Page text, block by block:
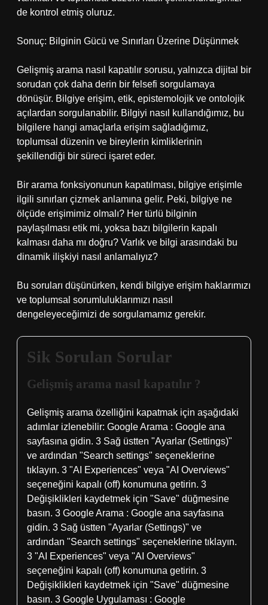
de kontrol etmiş oluruz.
Sonuç: Bilginin Gücü ve Sınırları Üzerine Düşünmek
Gelişmiş arama nasıl kapatılır sorusu, yalnızca dijital bir
sorudan çok daha derin bir felsefi sorgulamaya
dönüşür. Bilgiye erişim, etik, epistemolojik ve ontolojik
açılardan sorgulanabilir. Bilgiyi nasıl kullandığımız, bu
bilgilere hangi amaçlarla erişim sağladığımız,
toplumsal düzenin ve bireylerin kimliklerinin
şekillendiği bir süreci işaret eder.
Bir arama fonksiyonunun kapatılması, bilgiye erişimle
ilgili sınırları çizmek anlamına gelir. Peki, bilgiye ne
ölçüde erişimimiz olmalı? Her türlü bilginin
paylaşılması etik mi, yoksa bazı bilgilerin kapalı
kalması daha mı doğru? Varlık ve bilgi arasındaki bu
dinamik ilişkiyi nasıl anlamalıyız?
Bu soruları düşünürken, kendi bilgiye erişim haklarımızı
ve toplumsal sorumluluklarımızı nasıl
dengeleyeceğimizi de sorgulamamız gerekir.
Sik Sorulan Sorular
Gelişmiş arama nasıl kapatılır ?
Gelişmiş arama özelliğini kapatmak için aşağıdaki
adımlar izlenebilir: Google Arama : Google ana
sayfasına gidin. 3 Sağ üstten "Ayarlar (Settings)"
ve ardından "Search settings" seçeneklerine
tıklayın. 3 "AI Experiences" veya "AI Overviews"
seçeneğini kapalı (off) konumuna getirin. 3
Değişiklikleri kaydetmek için "Save" düğmesine
basın. 3 Google Arama : Google ana sayfasına
gidin. 3 Sağ üstten "Ayarlar (Settings)" ve
ardından "Search settings" seçeneklerine tıklayın.
3 "AI Experiences" veya "AI Overviews"
seçeneğini kapalı (off) konumuna getirin. 3
Değişiklikleri kaydetmek için "Save" düğmesine
basın. 3 Google Uygulaması : Google